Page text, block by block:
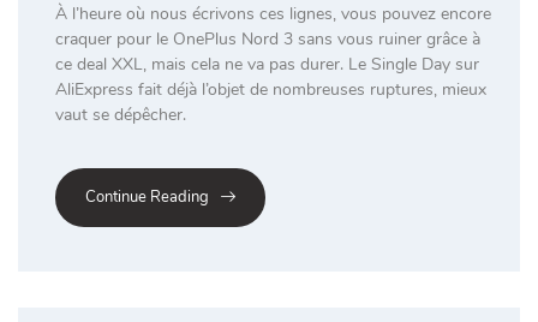
À l’heure où nous écrivons ces lignes, vous pouvez encore
craquer pour le OnePlus Nord 3 sans vous ruiner grâce à
ce deal XXL, mais cela ne va pas durer. Le Single Day sur
AliExpress fait déjà l’objet de nombreuses ruptures, mieux
vaut se dépêcher.
Continue Reading